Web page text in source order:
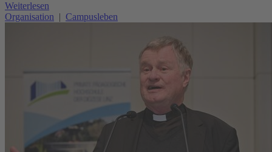
Weiterlesen
Organisation | Campusleben